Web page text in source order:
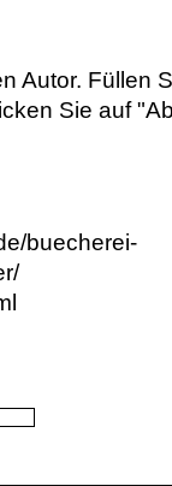
Autor. Füllen
Sie auf
buecherei-